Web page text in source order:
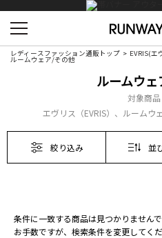
レディースファッション通販トップ EVRIS(エ
ルームウェア/その他
ルームウ
対象商品
エヴリス（EVRIS）、ルームウ
絞り込み 並
条件に一致する商品は見つかりませんで
お手数ですが、検索条件を変更してくだ